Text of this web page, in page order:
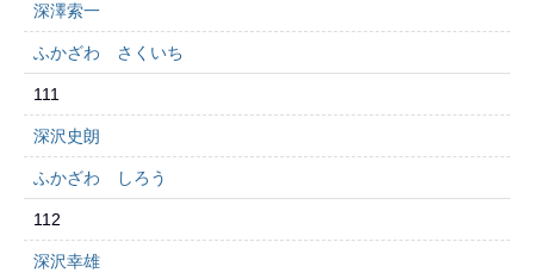
深澤索一
ふかざわ さくいち
111
深沢史朗
ふかざわ しろう
112
深沢幸雄